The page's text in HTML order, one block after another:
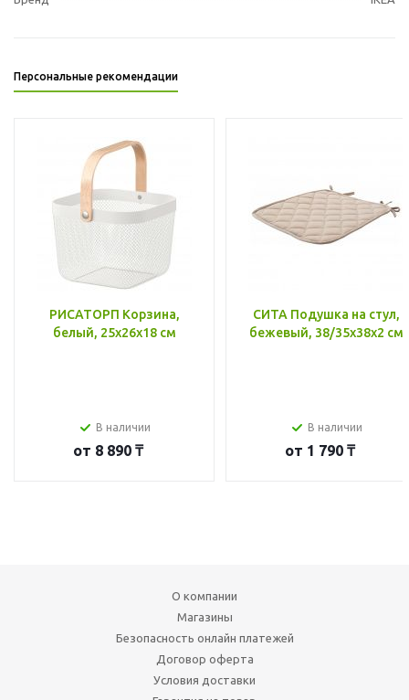
Персональные рекомендации
РИСАТОРП Корзина,
белый, 25x26x18 см
В наличии
от 8 890 ₸
СИТА Подушка на стул,
бежевый, 38/35x38x2 см
В наличии
от 1 790 ₸
О компании
Магазины
Безопасность онлайн платежей
Договор оферта
Условия доставки